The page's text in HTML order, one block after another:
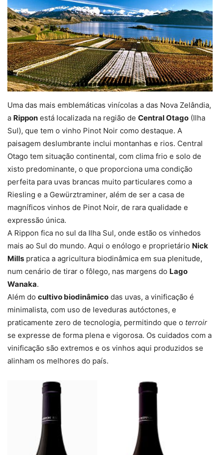
Uma das mais emblemáticas vinícolas a das Nova Zelândia,
a Rippon está localizada na região de Central Otago (Ilha
Sul), que tem o vinho Pinot Noir como destaque. A
paisagem deslumbrante inclui montanhas e rios. Central
Otago tem situação continental, com clima frio e solo de
xisto predominante, o que proporciona uma condição
perfeita para uvas brancas muito particulares como a
Riesling e a Gewürztraminer, além de ser a casa de
magníficos vinhos de Pinot Noir, de rara qualidade e
expressão única.
A Rippon fica no sul da Ilha Sul, onde estão os vinhedos
mais ao Sul do mundo. Aqui o enólogo e proprietário Nick
Mills pratica a agricultura biodinâmica em sua plenitude,
num cenário de tirar o fôlego, nas margens do Lago
Wanaka.
Além do cultivo biodinâmico das uvas, a vinificação é
minimalista, com uso de leveduras autóctones, e
praticamente zero de tecnologia, permitindo que o terroir
se expresse de forma plena e vigorosa. Os cuidados com a
vinificação são extremos e os vinhos aqui produzidos se
alinham os melhores do país.